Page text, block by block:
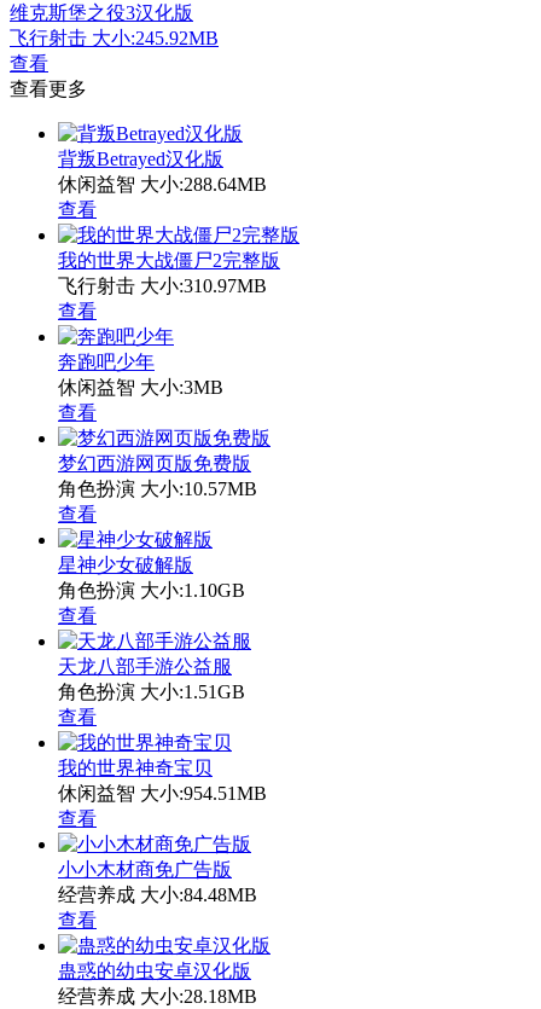
维克斯堡之役3汉化版
飞行射击 大小:245.92MB
查看
查看更多
背叛Betrayed汉化版
休闲益智 大小:288.64MB
查看
我的世界大战僵尸2完整版
飞行射击 大小:310.97MB
查看
奔跑吧少年
休闲益智 大小:3MB
查看
梦幻西游网页版免费版
角色扮演 大小:10.57MB
查看
星神少女破解版
角色扮演 大小:1.10GB
查看
天龙八部手游公益服
角色扮演 大小:1.51GB
查看
我的世界神奇宝贝
休闲益智 大小:954.51MB
查看
小小木材商免广告版
经营养成 大小:84.48MB
查看
蛊惑的幼虫安卓汉化版
经营养成 大小:28.18MB